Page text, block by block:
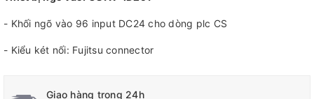
- Khối ngõ vào 96 input DC24 cho dòng plc CS
- Kiểu két nối: Fujitsu connector
Giao hàng trong 24h